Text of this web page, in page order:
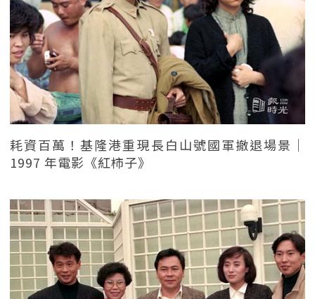
耗資百萬！基隆港重現長白山號國軍撤退場景｜
1997 年電影《紅柿子》